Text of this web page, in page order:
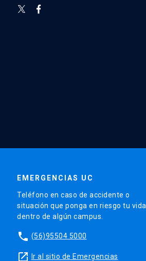
EMERGENCIAS UC
Teléfono en caso de accidente o
situación que ponga en riesgo tu vida
dentro de algún campus.
phone (56)95504 5000
launch Ir al sitio de Emergencias